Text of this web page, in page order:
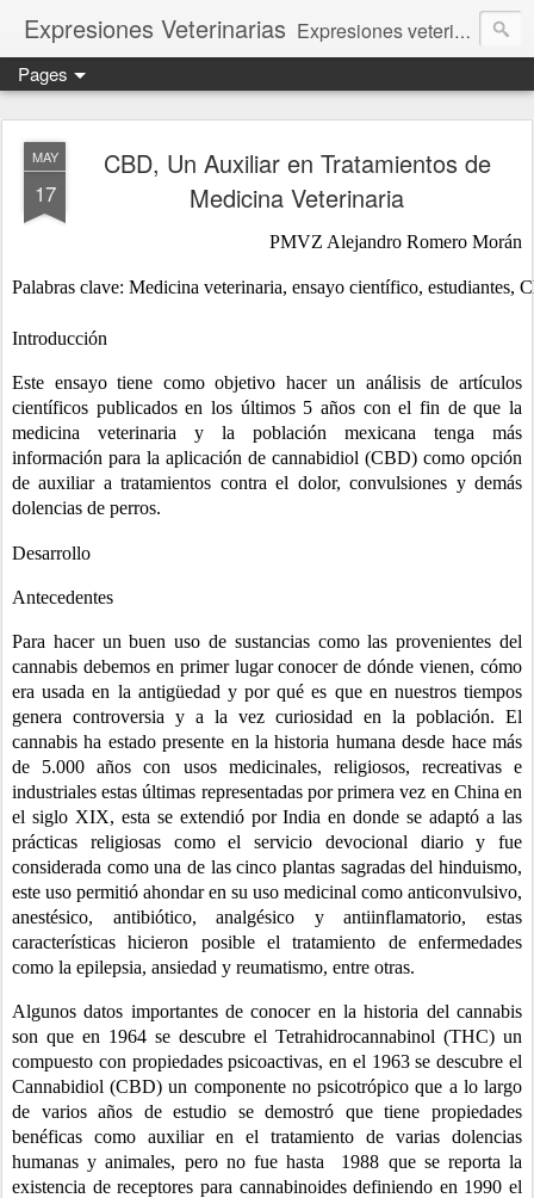
Expresiones Veterinarias Expresiones veterinarias es una publicación en linea de la biblioteca de la Facultad de Veterinaria y Zootecnia de la UNAM
Pages
MAY
17
CBD, Un Auxiliar en Tratamientos de
Medicina Veterinaria
PMVZ Alejandro Romero Morán
Palabras clave: Medicina veterinaria, ensayo científico, estudiantes,
Introducción
Este ensayo tiene como objetivo hacer un análisis de artículos
científicos publicados en los últimos 5 años con el fin de que la
medicina veterinaria y la población mexicana tenga más
información para la aplicación de cannabidiol (CBD) como opción
de auxiliar a tratamientos contra el dolor, convulsiones y demás
dolencias de perros.
Desarrollo
Antecedentes
Para hacer un buen uso de sustancias como las provenientes del
cannabis debemos en primer lugar conocer de dónde vienen, cómo
era usada en la antigüedad y por qué es que en nuestros tiempos
genera controversia y a la vez curiosidad en la población. El
cannabis ha estado presente en la historia humana desde hace más
de 5.000 años con usos medicinales, religiosos, recreativas e
industriales estas últimas representadas por primera vez en China en
el siglo XIX, esta se extendió por India en donde se adaptó a las
prácticas religiosas como el servicio devocional diario y fue
considerada como una de las cinco plantas sagradas del hinduismo,
este uso permitió ahondar en su uso medicinal como anticonvulsivo,
anestésico, antibiótico, analgésico y antiinflamatorio, estas
características hicieron posible el tratamiento de enfermedades
como la epilepsia, ansiedad y reumatismo, entre otras.
Algunos datos importantes de conocer en la historia del cannabis
son que en 1964 se descubre el Tetrahidrocannabinol (THC) un
compuesto con propiedades psicoactivas, en el 1963 se descubre el
Cannabidiol (CBD) un componente no psicotrópico que a lo largo
de varios años de estudio se demostró que tiene propiedades
benéficas como auxiliar en el tratamiento de varias dolencias
humanas y animales, pero no fue hasta  1988 que se reporta la
existencia de receptores para cannabinoides definiendo en 1990 el